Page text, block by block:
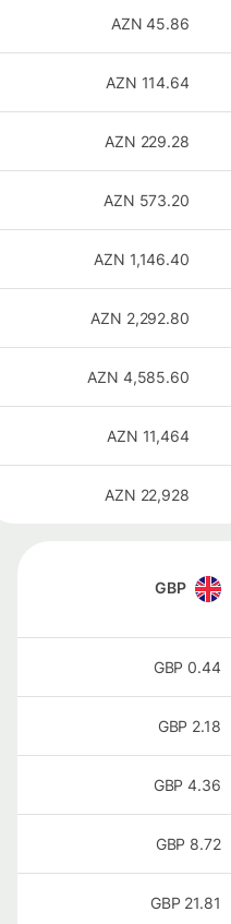
45.86
AZN
114.64
AZN
229.28
AZN
573.20
AZN
1,146.40
AZN
2,292.80
AZN
4,585.60
AZN
11,464
AZN
22,928
AZN
GBP
0.44
GBP
2.18
GBP
4.36
GBP
8.72
GBP
21.81
GBP